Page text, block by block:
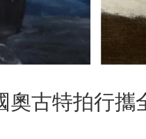
古特拍行攜